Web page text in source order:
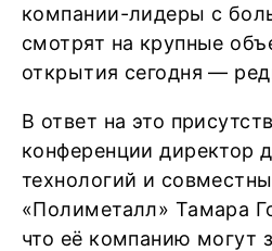
компании-лидеры с
смотрят на крупные
открытия сегодня —
В ответ на это
конференции директор
технологий и
«Полиметалл» Тамара
что её компанию могут